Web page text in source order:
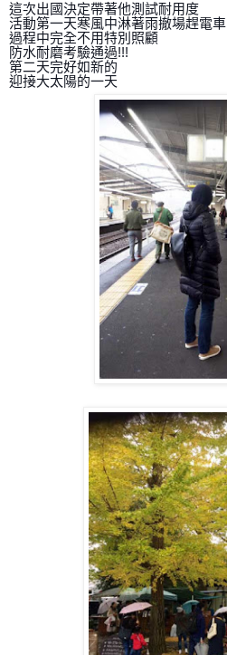
這次出國決定帶著他測試耐用度
活動第一天寒風中淋著雨撤場趕電車
過程中完全不用特別照顧
防水耐磨考驗通過!!!
第二天完好如新的
迎接大太陽的一天